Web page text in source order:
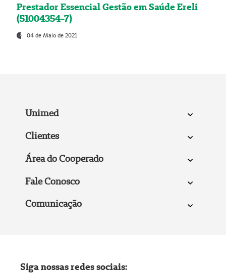
Prestador Essencial Gestão em Saúde Ereli
(51004354-7)
04 de Maio de 2021
Unimed
Clientes
Área do Cooperado
Fale Conosco
Comunicação
Siga nossas redes sociais: